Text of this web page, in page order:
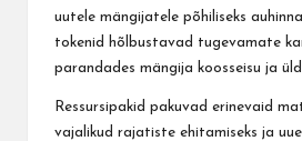
uutele mängijatele põhiliseks
tokenid hõlbustavad tugevamate
parandades mängija koosseisu ja
Ressursipakid pakuvad erinevaid
vajalikud rajatiste ehitamiseks ja